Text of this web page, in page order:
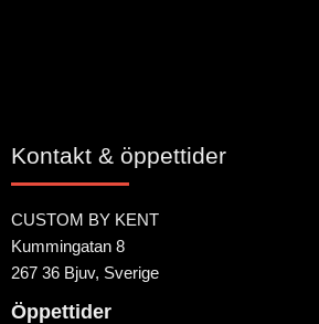
Kontakt & öppettider
CUSTOM BY KENT
Kummingatan 8
267 36 Bjuv, Sverige
Öppettider